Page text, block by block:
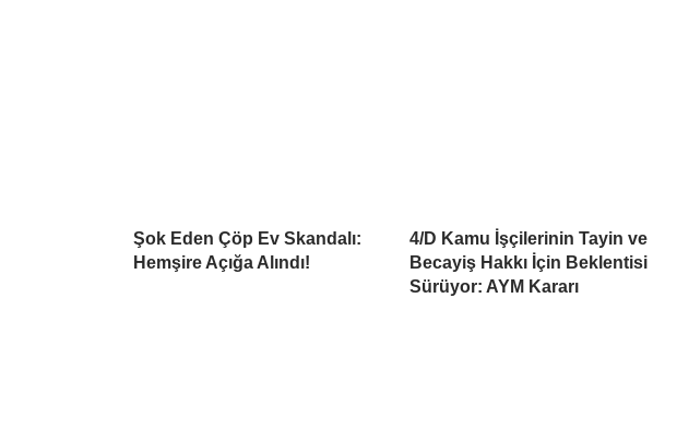
Şok Eden Çöp Ev Skandalı:
Hemşire Açığa Alındı!
4/D Kamu İşçilerinin Tayin ve
Becayiş Hakkı İçin Beklentisi
Sürüyor: AYM Kararı